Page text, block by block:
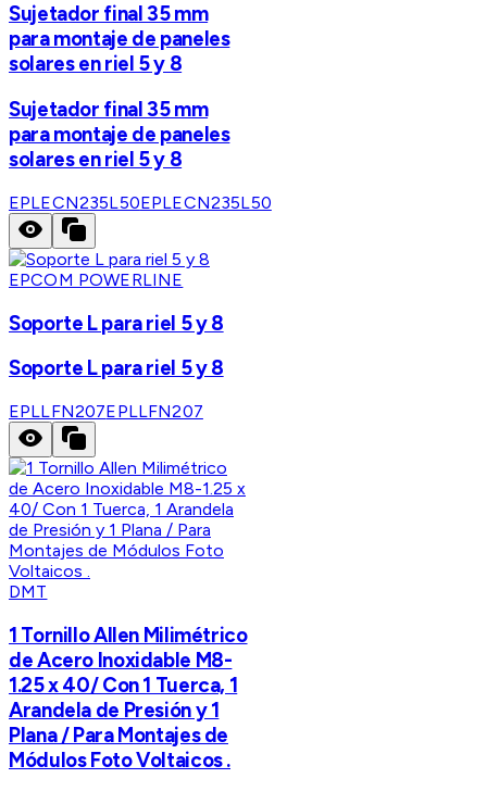
Sujetador final 35 mm
para montaje de paneles
solares en riel 5 y 8
Sujetador final 35 mm
para montaje de paneles
solares en riel 5 y 8
EPLECN235L50EPLECN235L50
EPCOM POWERLINE
Soporte L para riel 5 y 8
Soporte L para riel 5 y 8
EPLLFN207EPLLFN207
DMT
1 Tornillo Allen Milimétrico
de Acero Inoxidable M8-
1.25 x 40/ Con 1 Tuerca, 1
Arandela de Presión y 1
Plana / Para Montajes de
Módulos Foto Voltaicos .